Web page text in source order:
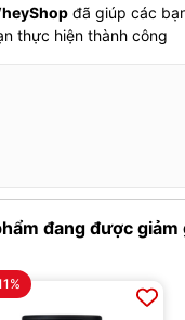
đã giúp các
thực hiện thành công
đang được giảm